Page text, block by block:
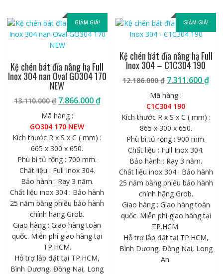
GIẢM GIÁ!
Kệ chén bát đĩa nâng hạ Full
Inox 304 nan Oval GO304 170
NEW
13.110.000₫ Giá
gốc
là:
13.110.000 ₫.
7.866.000₫Giá
7.866.000 ₫.
Mã hàng :
GO304 170 NEW
Kích thước R x S x C ( mm) :
665 x 300 x 650.
Phù bì tủ rộng : 700 mm.
Chất liệu : Full Inox 304.
Bảo hành : Ray 3 năm.
Chất liệu inox 304 : Bảo hành
25 năm bằng phiếu bảo hành
chính hãng Grob.
Giao hàng : Giao hàng toàn
quốc. Miễn phí giao hàng tại
TP.HCM.
Hỗ trợ lắp đặt tại TP.HCM,
Bình Dương, Đồng Nai, Long
GIẢM GIÁ!
Kệ chén bát đĩa nâng hạ Full
Inox 304 – C1C304 190
12.186.000₫ Giá
gốc
là:
12.186.000 ₫.
7.311.600₫Giá
Mã hàng :
C1C304 190
Kích thước R x S x C ( mm) :
865 x 300 x 650.
Phù bì tủ rộng : 900 mm.
Chất liệu : Full Inox 304.
Bảo hành : Ray 3 năm.
Chất liệu inox 304 : Bảo hành
25 năm bằng phiếu bảo hành
chính hãng Grob.
Giao hàng : Giao hàng toàn
quốc. Miễn phí giao hàng tại
TP.HCM.
Hỗ trợ lắp đặt tại TP.HCM,
Bình Dương, Đồng Nai, Long
An.